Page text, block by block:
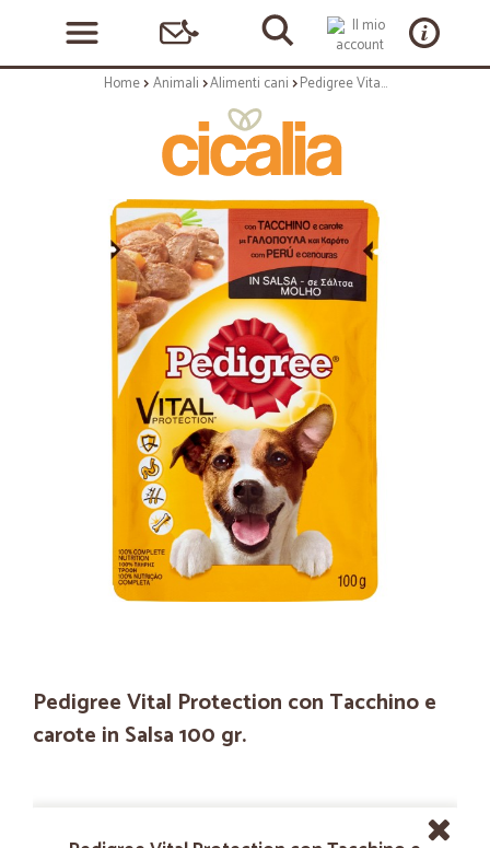
Home Animali Alimenti cani Pedigree Vital Protection con Tacchino e carote in Salsa 100 gr.
Pedigree Vital Protection con Tacchino e
carote in Salsa 100 gr.